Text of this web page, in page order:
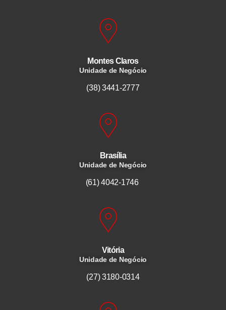
Montes Claros
Unidade de Negócio
(38) 3441-2777
Brasília
Unidade de Negócio
(61) 4042-1746
Vitória
Unidade de Negócio
(27) 3180-0314